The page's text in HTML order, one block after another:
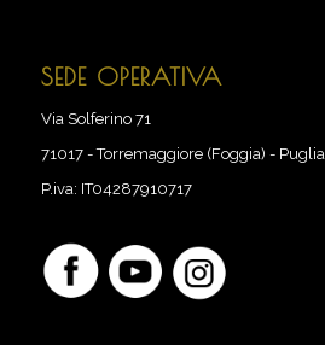
SEDE OPERATIVA
Via Solferino 71
71017-Torremaggiore (Foggia) - Puglia
P.iva: IT04287910717